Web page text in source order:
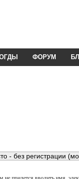
ФОРУМ